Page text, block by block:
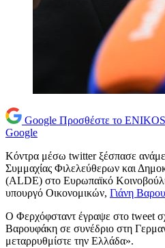
Google Προσθέστε το
Google
Κόντρα μέσω twitter ξέσπασε
Συμμαχίας Φιλελεύθερων και
(ALDE) στο Ευρωπαϊκό
υπουργό Οικονομικών, Γιάνη
Ο Φερχόφσταντ έγραψε στο tweet
Βαρουφάκη σε συνέδριο στη
μεταρρυθμίστε την Ελλάδα».